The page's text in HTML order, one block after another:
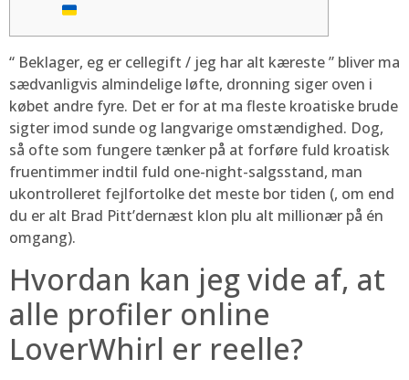
“ Beklager, eg er cellegift / jeg har alt kæreste ” bliver ma
sædvanligvis almindelige løfte, dronning siger oven i
købet andre fyre. Det er for at ma fleste kroatiske brude
sigter imod sunde og langvarige omstændighed. Dog,
så ofte som fungere tænker på at forføre fuld kroatisk
fruentimmer indtil fuld one-night-salgsstand, man
ukontrolleret fejlfortolke det meste bor tiden (, om end
du er alt Brad Pitt’dernæst klon plu alt millionær på én
omgang).
Hvordan kan jeg vide af, at
alle profiler online
LoverWhirl er reelle?